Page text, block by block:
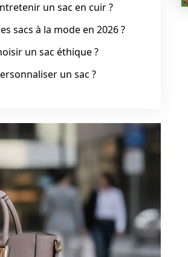
un sac en cuir ?
sacs à la mode en 2026 ?
un sac éthique ?
un sac ?